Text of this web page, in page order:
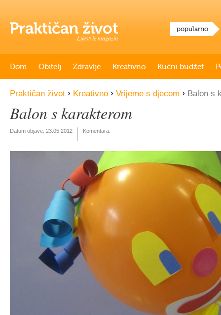
Lifestyle magazin
popularno
Dom Obitelj Zdravlje Kreativno Kućni budžet
Praktičan život › Kreativno › Vrijeme s djecom › Balon s
Balon s karakterom
Datum objave: 23.05.2012 Komentara: